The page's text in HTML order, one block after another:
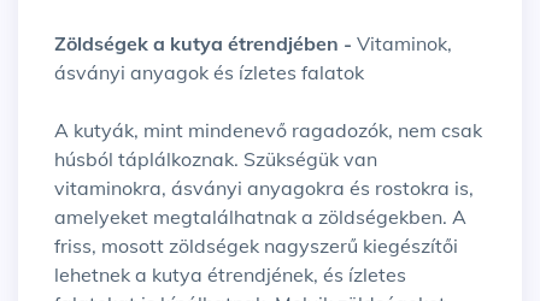
Zöldségek a kutya étrendjében - Vitaminok,
ásványi anyagok és ízletes falatok
A kutyák, mint mindenevő ragadozók, nem csak
húsból táplálkoznak. Szükségük van
vitaminokra, ásványi anyagokra és rostokra is,
amelyeket megtalálhatnak a zöldségekben. A
friss, mosott zöldségek nagyszerű kiegészítői
lehetnek a kutya étrendjének, és ízletes